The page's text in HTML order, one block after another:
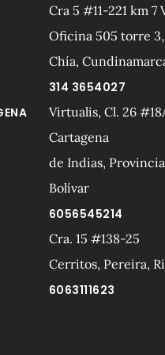
Cra 5 #11-221 km 7
Oficina 505 torre
Chía,
314 3654027
Virtualis, Cl. 26
Cartagena
de Indias,
Bolívar
6056545214
Cra. 15 #138-25
Cerritos, Pereira,
6063111623